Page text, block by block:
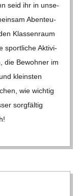
seid ihr in unse­
Aben­teu­
Klas­sen­raum
sport­li­che Akti­vi­
die Bewoh­ner im
kleins­ten
wie wich­tig
sorg­fäl­tig